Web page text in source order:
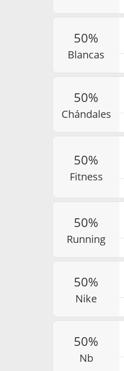
50%
blancas
50%
chándales
50%
fitness
50%
running
50%
nike
50%
nb